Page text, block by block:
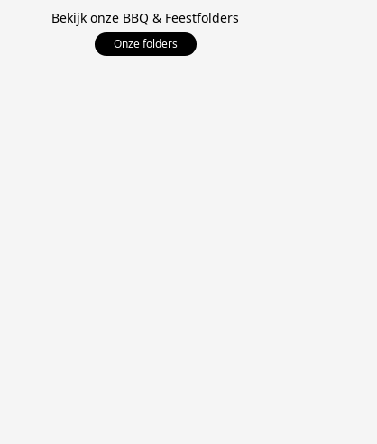
Bekijk onze BBQ & Feestfolders
Onze folders